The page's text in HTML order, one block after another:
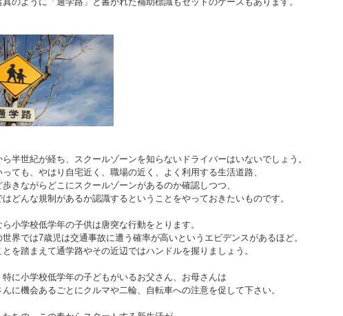
ら半世紀が経ち、スクールゾーンを知らないドライバーはいないでしょう。
っても、やはり自宅近く、職場の近く、よく利用する生活道路、
歩きながらどこにスクールゾーンがあるのか確認しつつ、
はどんな規制があるか認識するということをやっておきたいものです。
ら小学校低学年の子供は唐突な行動をとります。
世界では7歳児は交通事故に遭う確率が高いというエビデンスがあるほど。
とを踏まえて通学路やその近辺ではハンドルを握りましょう。
特に小学校低学年の子どもがいるお父さん、お母さんは
んに機会あるごとにクルマや二輪、自転車への注意を促して下さい。